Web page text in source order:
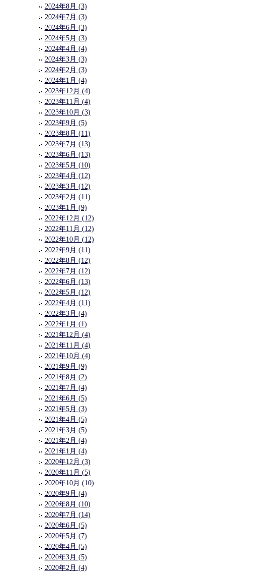
2024年8月 (3)
2024年7月 (3)
2024年6月 (3)
2024年5月 (3)
2024年4月 (4)
2024年3月 (3)
2024年2月 (3)
2024年1月 (4)
2023年12月 (4)
2023年11月 (4)
2023年10月 (3)
2023年9月 (5)
2023年8月 (11)
2023年7月 (13)
2023年6月 (13)
2023年5月 (10)
2023年4月 (12)
2023年3月 (12)
2023年2月 (11)
2023年1月 (9)
2022年12月 (12)
2022年11月 (12)
2022年10月 (12)
2022年9月 (11)
2022年8月 (12)
2022年7月 (12)
2022年6月 (13)
2022年5月 (12)
2022年4月 (11)
2022年3月 (4)
2022年1月 (1)
2021年12月 (4)
2021年11月 (4)
2021年10月 (4)
2021年9月 (9)
2021年8月 (2)
2021年7月 (4)
2021年6月 (5)
2021年5月 (3)
2021年4月 (5)
2021年3月 (5)
2021年2月 (4)
2021年1月 (4)
2020年12月 (3)
2020年11月 (5)
2020年10月 (10)
2020年9月 (4)
2020年8月 (10)
2020年7月 (14)
2020年6月 (5)
2020年5月 (7)
2020年4月 (5)
2020年3月 (5)
2020年2月 (4)